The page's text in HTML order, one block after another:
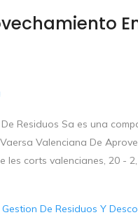
Residuos Sa es una
Valenciana De
corts valencianes, 20 -
De Residuos Y